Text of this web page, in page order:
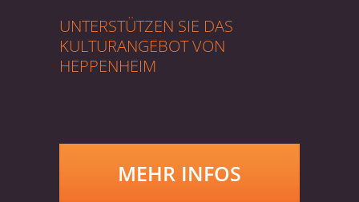
UNTERSTÜTZEN SIE DAS
KULTURANGEBOT VON
HEPPENHEIM
MEHR INFOS